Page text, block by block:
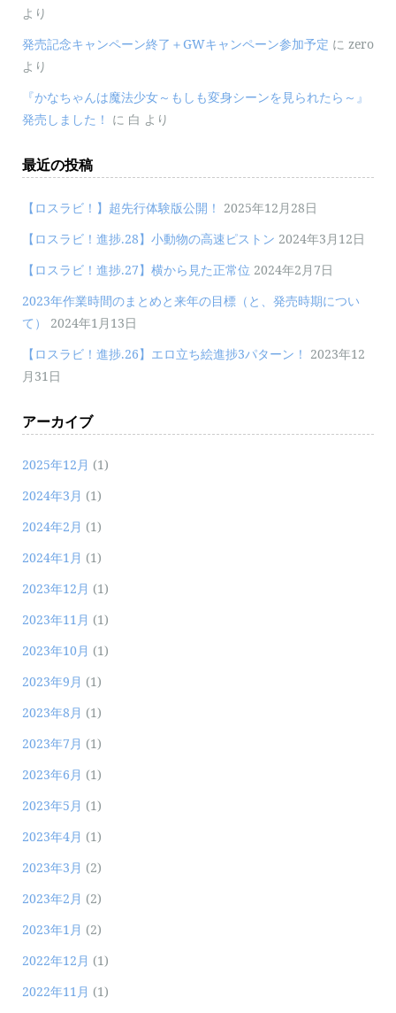
より
発売記念キャンペーン終了＋GWキャンペーン参加予定 に zero
より
『かなちゃんは魔法少女～もしも変身シーンを見られたら～』
発売しました！ に 白 より
最近の投稿
【ロスラビ！】超先行体験版公開！ 2025年12月28日
【ロスラビ！進捗.28】小動物の高速ピストン 2024年3月12日
【ロスラビ！進捗.27】横から見た正常位 2024年2月7日
2023年作業時間のまとめと来年の目標（と、発売時期につい
て）
2024年1月13日
【ロスラビ！進捗.26】エロ立ち絵進捗3パターン！ 2023年12
月31日
アーカイブ
2025年12月 (1)
2024年3月 (1)
2024年2月 (1)
2024年1月 (1)
2023年12月 (1)
2023年11月 (1)
2023年10月 (1)
2023年9月 (1)
2023年8月 (1)
2023年7月 (1)
2023年6月 (1)
2023年5月 (1)
2023年4月 (1)
2023年3月 (2)
2023年2月 (2)
2023年1月 (2)
2022年12月 (1)
2022年11月 (1)